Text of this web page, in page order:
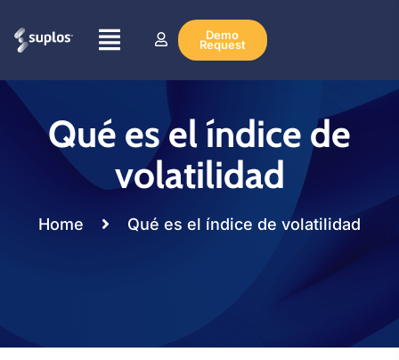
Demo
Request
Qué es el índice de
volatilidad
Home Qué es el índice de volatilidad